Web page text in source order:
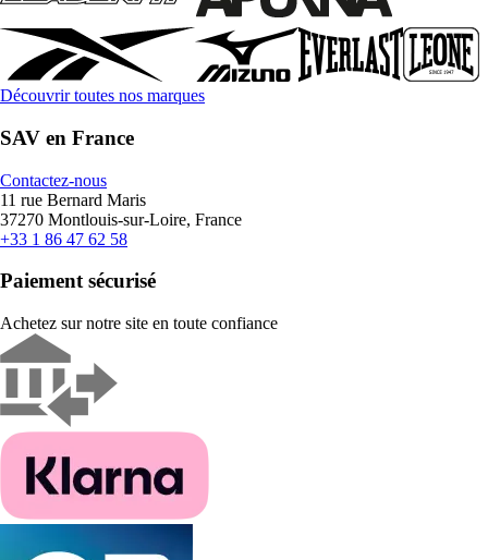
Découvrir toutes nos marques
SAV en France
Contactez-nous
11 rue Bernard Maris
37270 Montlouis-sur-Loire, France
+33 1 86 47 62 58
Paiement sécurisé
Achetez sur notre site en toute confiance